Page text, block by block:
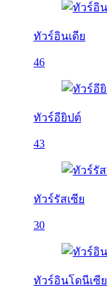
ทัวร์อินเดีย
46
ทัวร์อียิปต์
43
ทัวร์รัสเซีย
30
ทัวร์อินโดนีเซีย